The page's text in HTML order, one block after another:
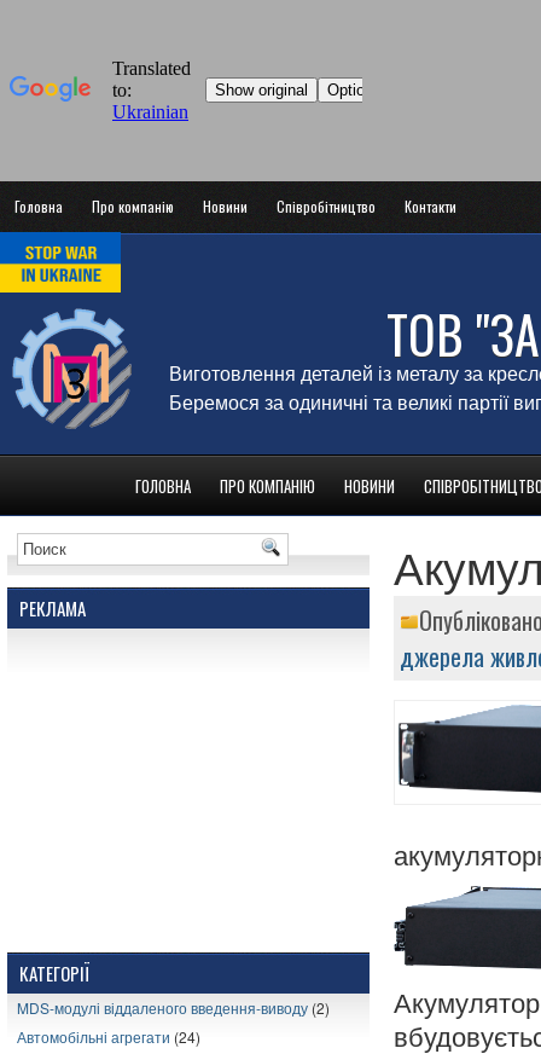
Головна Про компанію Новини Співробітництво Контакти
ТОВ
Виготовлення деталей із металу за
Беремося за одиничні та великі партії
ГОЛОВНА ПРО КОМПАНІЮ НОВИНИ
РЕКЛАМА
КАТЕГОРІЇ
MDS-модулі віддаленого введення-виводу (2)
Автомобільні агрегати (24)
джерела